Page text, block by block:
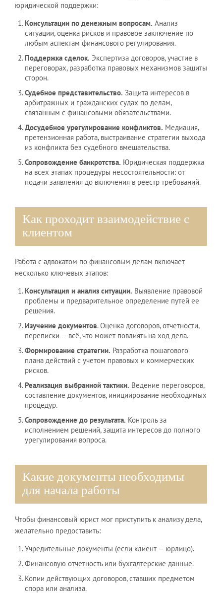
юридической поддержки:
Консультации по денежным вопросам. Анализ
ситуации, оценка рисков и правовое заключение по
любым аспектам финансового регулирования.
Поддержка сделок. Экспертиза договоров, участие в
переговорах, разработка правовых механизмов защиты
сторон.
Судебное представительство. Защита интересов в
арбитражных и гражданских судах по делам,
связанным с финансовыми обязательствами.
Досудебное урегулирование конфликтов. Медиация,
претензионная работа, выстраивание стратегии выхода
из конфликта без судебного вмешательства.
Сопровождение банкротства. Юридическая поддержка
на всех этапах процедуры несостоятельности: от
подачи заявления до включения в реестр требований.
Как проходит взаимодействие с
клиентом
Работа с адвокатом по финансовым делам включает
несколько ключевых этапов:
Консультация и анализ ситуации. Выявление правовой
проблемы и предварительное определение путей ее
решения.
Изучение документов. Оценка договоров, отчетности,
переписки — всё, что может повлиять на ход дела.
Формирование стратегии. Разработка пошагового
плана действий с учетом правовых и коммерческих
рисков.
Реализация выбранной тактики. Ведение переговоров,
составление документов, инициирование необходимых
процедур.
Сопровождение до результата. Контроль за
исполнением решений, защита интересов до полного
урегулирования вопроса.
Какие документы необходимы
для начала работы
Чтобы финансовый юрист мог приступить к анализу дела,
желательно предоставить:
Учредительные документы (если клиент — юрлицо).
Финансовую отчетность или бухгалтерские данные.
Копии действующих договоров, ставших предметом
спора или анализа.